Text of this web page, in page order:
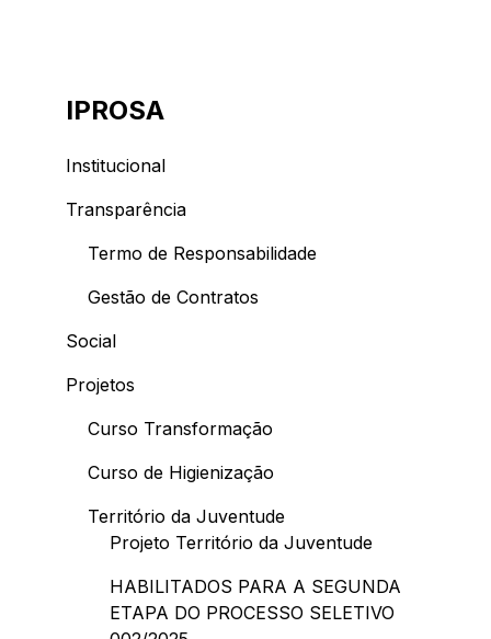
IPROSA
Institucional
Transparência
Termo de Responsabilidade
Gestão de Contratos
Social
Projetos
Curso Transformação
Curso de Higienização
Território da Juventude
Projeto Território da Juventude
HABILITADOS PARA A SEGUNDA
ETAPA DO PROCESSO SELETIVO